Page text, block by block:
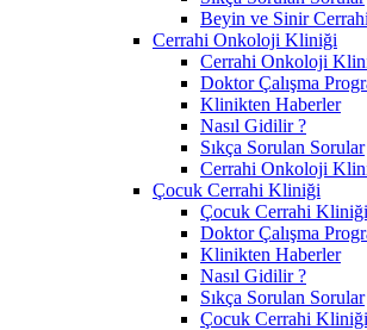
Beyin ve Sinir
Cerrahi Onkoloji Kliniği
Cerrahi Onkoloji
Doktor Çalışma
Klinikten Haberler
Nasıl Gidilir ?
Sıkça Sorulan Sorular
Cerrahi Onkoloji
Çocuk Cerrahi Kliniği
Çocuk Cerrahi
Doktor Çalışma
Klinikten Haberler
Nasıl Gidilir ?
Sıkça Sorulan Sorular
Çocuk Cerrahi Kliniği